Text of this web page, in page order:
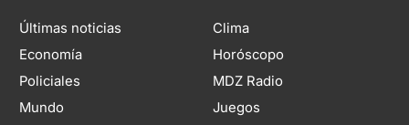
Últimas noticias
Economía
Policiales
Mundo
Clima
Horóscopo
MDZ Radio
Juegos